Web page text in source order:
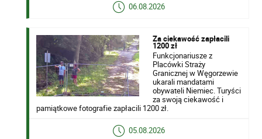
06.08.2026
Za ciekawość zapłacili
1200 zł
Funkcjonariusze z
Placówki Straży
Granicznej w Węgorzewie
ukarali mandatami
obywateli Niemiec. Turyści
za swoją ciekawość i
pamiątkowe fotografie zapłacili 1200 zł.
05.08.2026